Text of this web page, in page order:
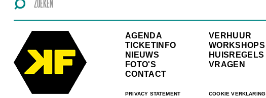
AGENDA
TICKETINFO
NIEUWS
FOTO'S
CONTACT
PRIVACY STATEMENT
VERHUUR
WORKSHOPS
HUISREGELS
VRAGEN
COOKIE VERKLARING